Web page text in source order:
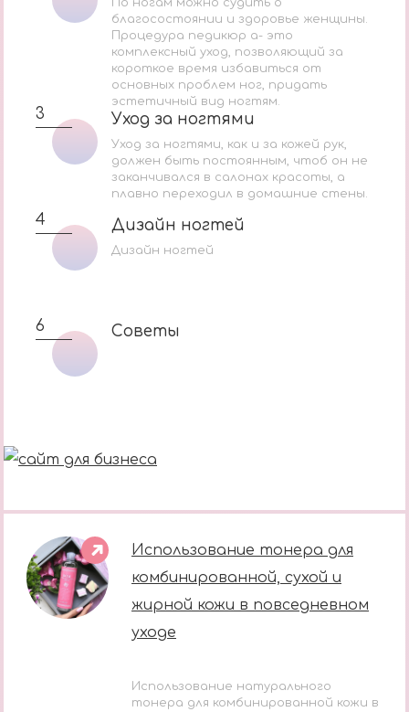
По ногам можно судить о
благосостоянии и здоровье женщины.
Процедура педикюр а- это
комплексный уход, позволяющий за
короткое время избавиться от
основных проблем ног, придать
эстетичный вид ногтям.
3 Уход за ногтями
Уход за ногтями
Уход за ногтями, как и за кожей рук,
должен быть постоянным, чтоб он не
заканчивался в салонах красоты, а
плавно переходил в домашние стены.
4 Дизайн ногтей
Дизайн ногтей
Дизайн ногтей
6 Cоветы
Cоветы
Использование тонера для
комбинированной, сухой и
жирной кожи в повседневном
уходе
Использование натурального
тонера для комбинированной кожи в